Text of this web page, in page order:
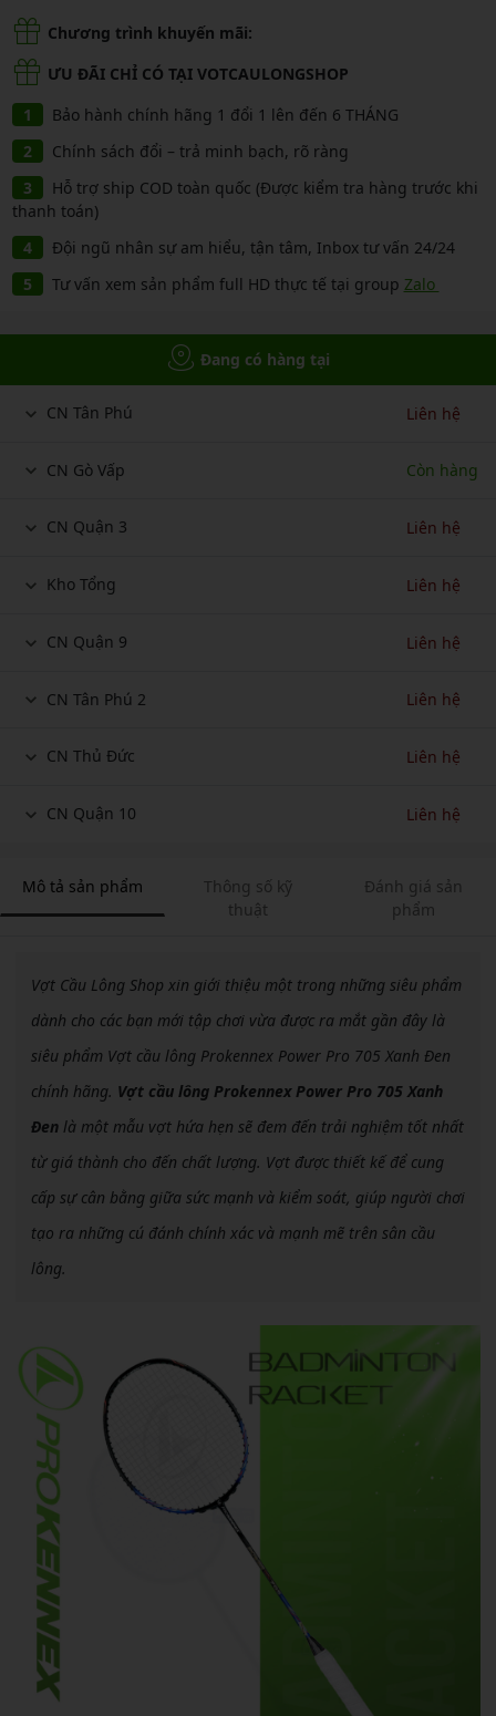
Chương trình khuyến mãi:
ƯU ĐÃI CHỈ CÓ TẠI VOTCAULONGSHOP
Bảo hành chính hãng 1 đổi 1 lên đến 6 THÁNG
Chính sách đổi – trả minh bạch, rõ ràng
Hỗ trợ ship COD toàn quốc (Được kiểm tra hàng trước khi
thanh toán)
Đội ngũ nhân sự am hiểu, tận tâm, Inbox tư vấn 24/24
Tư vấn xem sản phẩm full HD thực tế tại group Zalo
Đang có hàng tại
CN Tân Phú Liên hệ
CN Gò Vấp Còn hàng
CN Quận 3 Liên hệ
Kho Tổng Liên hệ
CN Quận 9 Liên hệ
CN Tân Phú 2 Liên hệ
CN Thủ Đức Liên hệ
CN Quận 10 Liên hệ
Mô tả sản phẩm
Thông số kỹ
thuật
Đánh giá sản
phẩm
Vợt Cầu Lông Shop xin giới thiệu một trong những siêu phẩm
dành cho các bạn mới tập chơi vừa được ra mắt gần đây là
siêu phẩm Vợt cầu lông Prokennex Power Pro 705 Xanh Đen
chính hãng. Vợt cầu lông Prokennex Power Pro 705 Xanh
Đen là một mẫu vợt hứa hẹn sẽ đem đến trải nghiệm tốt nhất
từ giá thành cho đến chất lượng. Vợt được thiết kế để cung
cấp sự cân bằng giữa sức mạnh và kiểm soát, giúp người chơi
tạo ra những cú đánh chính xác và mạnh mẽ trên sân cầu
lông.